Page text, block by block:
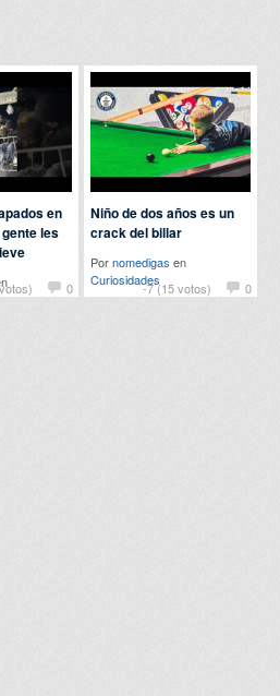
0
en
les
-7 (15 votos) 0
Niño de dos años es un
crack del billar
Pornomedigas en
Curiosidades